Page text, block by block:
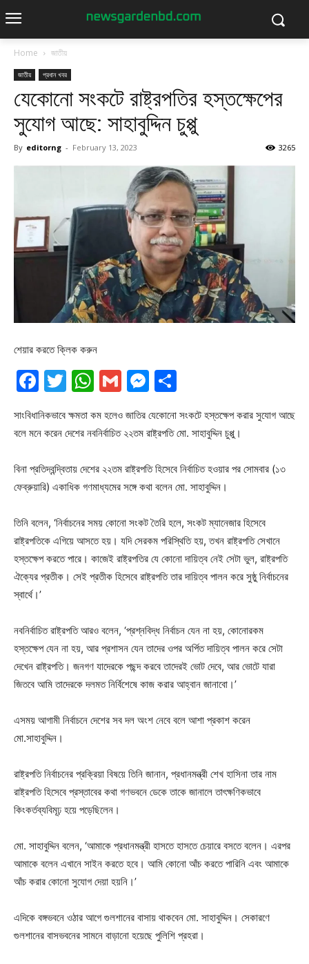
Home জাতীয়
জাতীয় প্রধান খবর
যেকোনো সংকটে রাষ্ট্রপতির হস্তক্ষেপের
সুযোগ আছে: সাহাবুদ্দিন চুপ্পু
By editorng - February 13, 2023 3265
শেয়ার করতে ক্লিক করুন
Facebook
Twitter
WhatsApp
GmailMessenger
সাংবিধানিকভাবে ক্ষমতা কম হলেও জাতির যেকোনো সংকটে হস্তক্ষেপ করার সুযোগ আছে
বলে মনে করেন দেশের নবনির্বাচিত ২২তম রাষ্ট্রপতি মো. সাহাবুদ্দিন চুপ্পু।
বিনা প্রতিদ্বন্দ্বিতায় দেশের ২২তম রাষ্ট্রপতি হিসেবে নির্বাচিত হওয়ার পর সোমবার (১৩
ফেব্রুয়ারি) একাধিক গণমাধ্যমের সঙ্গে কথা বলেন মো. সাহাবুদ্দিন।
তিনি বলেন, ‘নির্বাচনের সময় কোনো সংকট তৈরি হলে, সংকট ম্যানেজার হিসেবে
রাষ্ট্রপতিকে এগিয়ে আসতে হয়। যদি সেরকম পরিস্থিতি হয়, তখন রাষ্ট্রপতি সেখানে
হস্তক্ষেপ করতে পারে। কাজেই রাষ্ট্রপতির যে কোনো দায়িত্ব নেই সেটা ভুল, রাষ্ট্রপতি
ঐক্যের প্রতীক। সেই প্রতীক হিসেবে রাষ্ট্রপতি তার দায়িত্ব পালন করে সুষ্ঠু নির্বাচনের
স্বার্থে।’
নবনির্বাচিত রাষ্ট্রপতি আরও বলেন, ‘প্রশ্নবিদ্ধ নির্বাচন যেন না হয়, কোনোরকম
হস্তক্ষেপ যেন না হয়, আর প্রশাসন যেন তাদের ওপর অর্পিত দায়িত্ব পালন করে সেটা
দেখেন রাষ্ট্রপতি। জনগণ যাদেরকে পছন্দ করবে তাদেরই ভোট দেবে, আর ভোটে যারা
জিতবে আমি তাদেরকে দলমত নির্বিশেষে কাজ করার আহ্বান জানাবো।’
এসময় আগামী নির্বাচনে দেশের সব দল অংশ নেবে বলে আশা প্রকাশ করেন
মো.সাহাবুদ্দিন।
রাষ্ট্রপতি নির্বাচনের প্রক্রিয়া বিষয়ে তিনি জানান, প্রধানমন্ত্রী শেখ হাসিনা তার নাম
রাষ্ট্রপতি হিসেবে প্রস্তাবের কথা গণভবনে ডেকে তাকে জানালে তাৎক্ষণিকভাবে
কিংকর্তব্যবিমূঢ় হয়ে পড়েছিলেন।
মো. সাহাবুদ্দিন বলেন, ‘আমাকে প্রধানমন্ত্রী হাসতে হাসতে চেয়ারে বসতে বলেন। এরপর
আমাকে বলেন এখানে সাইন করতে হবে। আমি কোনো আঁচ করতে পারিনি এবং আমাকে
আঁচ করার কোনো সুযোগ দেয়া হয়নি।’
এদিকে বঙ্গভবনে ওঠার আগে গুলশানের বাসায় থাকবেন মো. সাহাবুদ্দিন। সেকারণে
গুলশানের বাসভবনের সামনে বাড়ানো হয়েছে পুলিশি প্রহরা।